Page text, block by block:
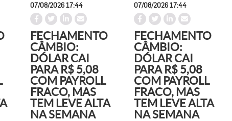
07/08/2026 17:44
FECHAMENTO
CÂMBIO:
DÓLAR CAI
PARA R$ 5,08
COM PAYROLL
FRACO, MAS
TEM LEVE ALTA
NA SEMANA
07/08/2026 17:44
FECHAMENTO
CÂMBIO:
DÓLAR CAI
PARA R$ 5,08
COM PAYROLL
FRACO, MAS
TEM LEVE ALTA
NA SEMANA